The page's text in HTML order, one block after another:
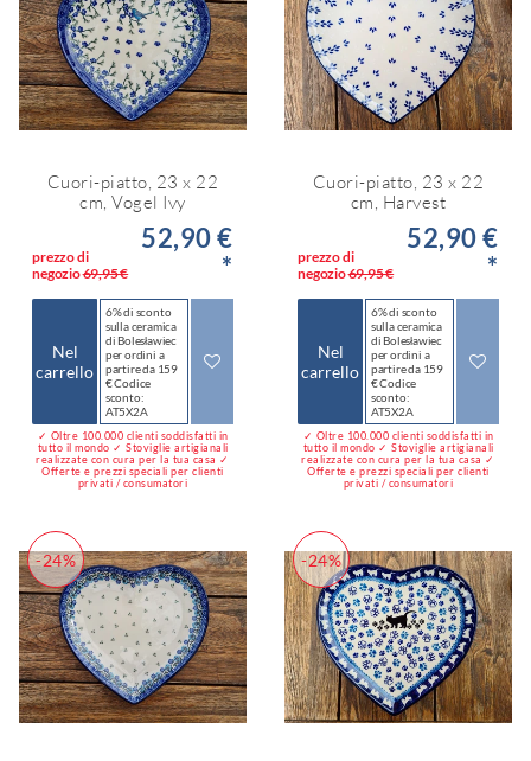
Cuori-piatto, 23 x 22
cm, Vogel Ivy
prezzo di
negozio69,95 €
52,90 €
*
Nel
carrello
6% di sconto
sulla ceramica
di Bolesławiec
per ordini a
partire da 159
€ Codice
sconto:
AT5X2A
✓ Oltre 100.000 clienti soddisfatti in
tutto il mondo ✓ Stoviglie artigianali
realizzate con cura per la tua casa ✓
Offerte e prezzi speciali per clienti
privati / consumatori
Cuori-piatto, 23 x 22
cm, Harvest
prezzo di
negozio69,95 €
52,90 €
*
Nel
carrello
6% di sconto
sulla ceramica
di Bolesławiec
per ordini a
partire da 159
€ Codice
sconto:
AT5X2A
✓ Oltre 100.000 clienti soddisfatti in
tutto il mondo ✓ Stoviglie artigianali
realizzate con cura per la tua casa ✓
Offerte e prezzi speciali per clienti
privati / consumatori
-24% -24%